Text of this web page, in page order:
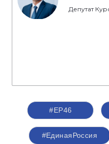
Депутат
#ЕР46
#ЕдинаяРоссия